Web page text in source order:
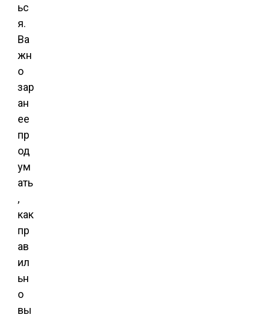
ьс
я.
Ва
жн
о
зар
ан
ее
пр
од
ум
ать
,
как
пр
ав
ил
ьн
о
вы